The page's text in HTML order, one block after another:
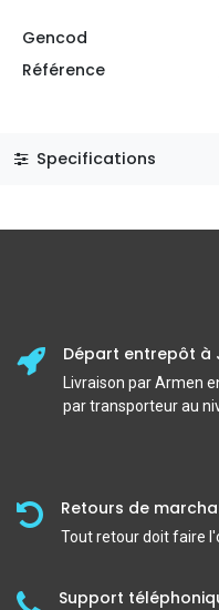
Gencod
Référence
Specifications
Départ entrepôt à
Livraison par Armen
par transporteur au
Retours de
Tout retour doit faire
Support